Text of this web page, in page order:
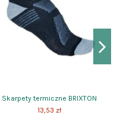
Skarpety termiczne BRIXTON
13,53 zł